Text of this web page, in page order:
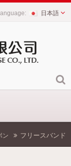
日本語
ン フリースバンド